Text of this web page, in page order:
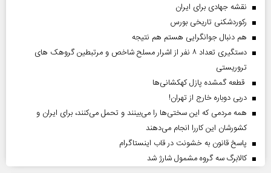
نقشه جهادی برای ایران
رکوردشکنی تاریخی بورس
هم دنبال جوانگرایی هستم هم نتیجه
دستگیری تعداد ۸ نفر از اشرار مسلح شاخص و مرتبطین گروهک های
تروریستی
قطعه گمشده پازل کهکشانی‌ها
دربی دوباره خارج از تهران!
همه مردمی که این سختی‌ها را می‌بینند و تحمل می‌کنند، برای ایران و
کشورشان این کاررا انجام می‌دهند
پاسخ قانون به خشونت در قاب اینستاگرام
کالابرگ سه گروه مشمول شارژ شد